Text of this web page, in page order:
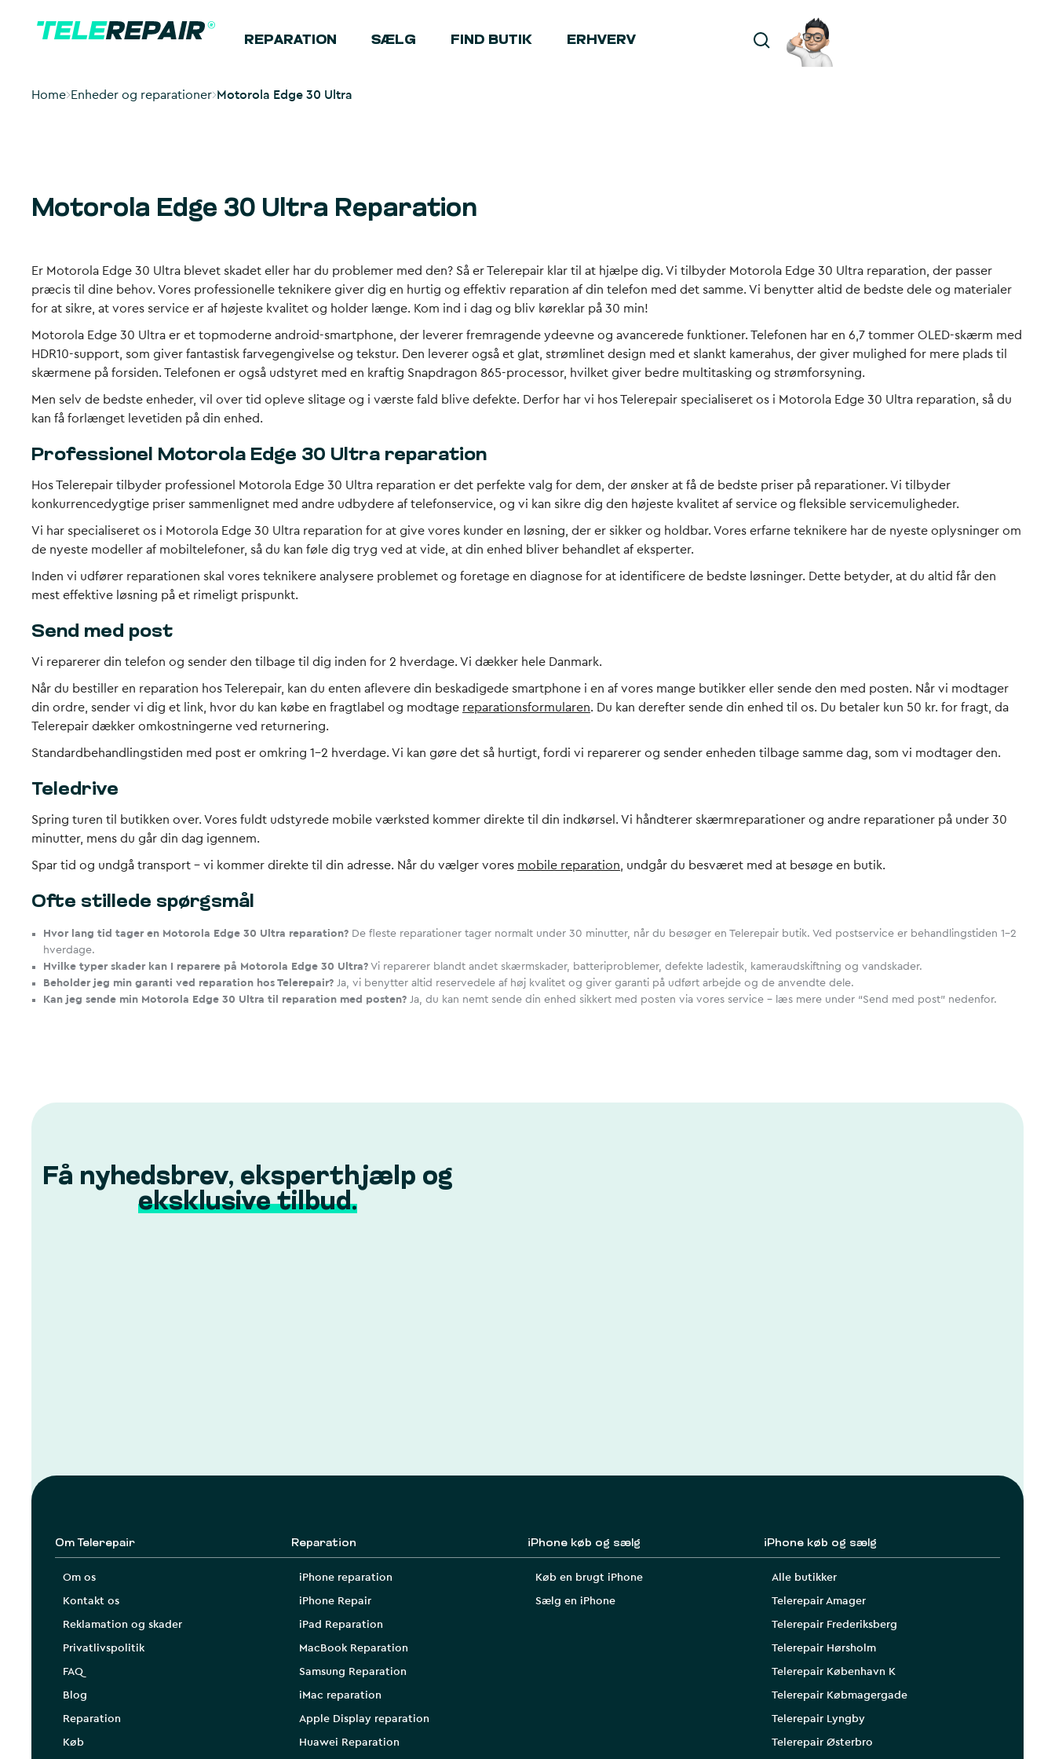
REPARATION SÆLG FIND BUTIK ERHVERV
Home Enheder og reparationer Motorola Edge 30 Ultra
Motorola Edge 30 Ultra Reparation
Er Motorola Edge 30 Ultra blevet skadet eller har du problemer med den? Så er Telerepair klar til at hjælpe dig. Vi tilbyder Motorola Edge 30 Ultra reparation, der passer
præcis til dine behov. Vores professionelle teknikere giver dig en hurtig og effektiv reparation af din telefon med det samme. Vi benytter altid de bedste dele og materialer
for at sikre, at vores service er af højeste kvalitet og holder længe. Kom ind i dag og bliv køreklar på 30 min!
Motorola Edge 30 Ultra er et topmoderne android-smartphone, der leverer fremragende ydeevne og avancerede funktioner. Telefonen har en 6,7 tommer OLED-skærm med
HDR10-support, som giver fantastisk farvegengivelse og tekstur. Den leverer også et glat, strømlinet design med et slankt kamerahus, der giver mulighed for mere plads til
skærmene på forsiden. Telefonen er også udstyret med en kraftig Snapdragon 865-processor, hvilket giver bedre multitasking og strømforsyning.
Men selv de bedste enheder, vil over tid opleve slitage og i værste fald blive defekte. Derfor har vi hos Telerepair specialiseret os i Motorola Edge 30 Ultra reparation, så du
kan få forlænget levetiden på din enhed.
Professionel Motorola Edge 30 Ultra reparation
Hos Telerepair tilbyder professionel Motorola Edge 30 Ultra reparation er det perfekte valg for dem, der ønsker at få de bedste priser på reparationer. Vi tilbyder
konkurrencedygtige priser sammenlignet med andre udbydere af telefonservice, og vi kan sikre dig den højeste kvalitet af service og fleksible servicemuligheder.
Vi har specialiseret os i Motorola Edge 30 Ultra reparation for at give vores kunder en løsning, der er sikker og holdbar. Vores erfarne teknikere har de nyeste oplysninger om
de nyeste modeller af mobiltelefoner, så du kan føle dig tryg ved at vide, at din enhed bliver behandlet af eksperter.
Inden vi udfører reparationen skal vores teknikere analysere problemet og foretage en diagnose for at identificere de bedste løsninger. Dette betyder, at du altid får den
mest effektive løsning på et rimeligt prispunkt.
Send med post
Vi reparerer din telefon og sender den tilbage til dig inden for 2 hverdage. Vi dækker hele Danmark.
Når du bestiller en reparation hos Telerepair, kan du enten aflevere din beskadigede smartphone i en af vores mange butikker eller sende den med posten. Når vi modtager
din ordre, sender vi dig et link, hvor du kan købe en fragtlabel og modtage reparationsformularen. Du kan derefter sende din enhed til os. Du betaler kun 50 kr. for fragt, da
Telerepair dækker omkostningerne ved returnering.
Standardbehandlingstiden med post er omkring 1-2 hverdage. Vi kan gøre det så hurtigt, fordi vi reparerer og sender enheden tilbage samme dag, som vi modtager den.
Teledrive
Spring turen til butikken over. Vores fuldt udstyrede mobile værksted kommer direkte til din indkørsel. Vi håndterer skærmreparationer og andre reparationer på under 30
minutter, mens du går din dag igennem.
Spar tid og undgå transport – vi kommer direkte til din adresse. Når du vælger vores mobile reparation , undgår du besværet med at besøge en butik.
Ofte stillede spørgsmål
Hvor lang tid tager en Motorola Edge 30 Ultra reparation? De fleste reparationer tager normalt under 30 minutter, når du besøger en Telerepair butik. Ved postservice er behandlingstiden 1-2
hverdage.
Hvilke typer skader kan I reparere på Motorola Edge 30 Ultra? Vi reparerer blandt andet skærmskader, batteriproblemer, defekte ladestik, kameraudskiftning og vandskader.
Beholder jeg min garanti ved reparation hos Telerepair? Ja, vi benytter altid reservedele af høj kvalitet og giver garanti på udført arbejde og de anvendte dele.
Kan jeg sende min Motorola Edge 30 Ultra til reparation med posten? Ja, du kan nemt sende din enhed sikkert med posten via vores service – læs mere under “Send med post” nedenfor.
Få nyhedsbrev, eksperthjælp og
eksklusive tilbud.
Om Telerepair
Om os
Kontakt os
Reklamation og skader
Privatlivspolitik
FAQ
Blog
Reparation
Køb
Reparation
iPhone reparation
iPhone Repair
iPad Reparation
MacBook Reparation
Samsung Reparation
iMac reparation
Apple Display reparation
Huawei Reparation
iPhone køb og sælg
Køb en brugt iPhone
Sælg en iPhone
iPhone køb og sælg
Alle butikker
Telerepair Amager
Telerepair Frederiksberg
Telerepair Hørsholm
Telerepair København K
Telerepair Købmagergade
Telerepair Lyngby
Telerepair Østerbro